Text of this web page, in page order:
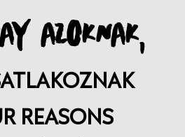
AZOKNAK,
REASONS